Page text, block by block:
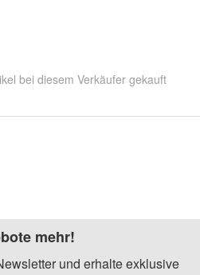
bei diesem Verkäufer gekauft
mehr!
und erhalte exklusive